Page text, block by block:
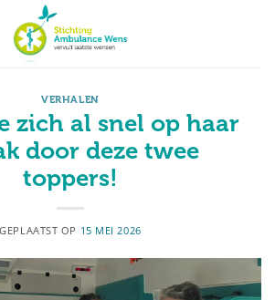
VERHALEN
zich al snel op haar
door deze twee
toppers!
GEPLAATST OP 15 MEI 2026